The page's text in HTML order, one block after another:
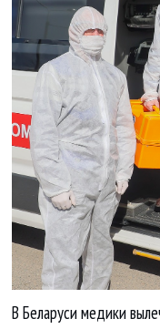
В Беларуси медики